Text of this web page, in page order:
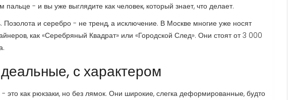
- и вы уже выглядите как человек, который знает, что делает.
Позолота и серебро - не тренд, а исключение. В Москве многие уже носят
как «Серебряный Квадрат» или «Городской След». Они стоят от 3 000
с характером
как рюкзаки, но без лямок. Они широкие, слегка деформированные, будто